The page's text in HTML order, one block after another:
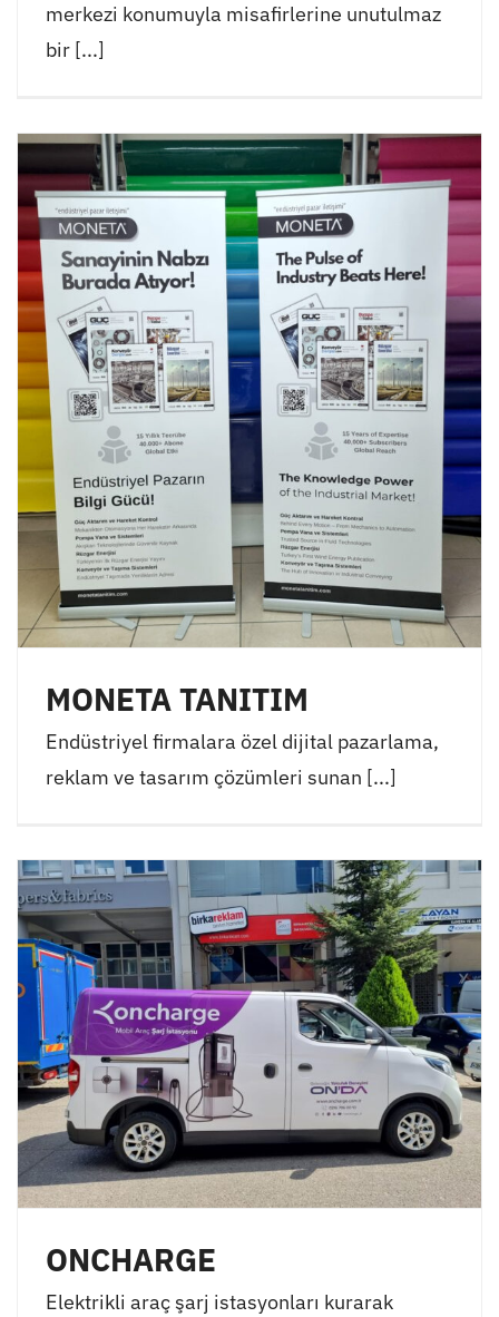
merkezi konumuyla misafirlerine unutulmaz
bir [...]
MONETA TANITIM
Endüstriyel firmalara özel dijital pazarlama,
reklam ve tasarım çözümleri sunan [...]
ONCHARGE
Elektrikli araç şarj istasyonları kurarak